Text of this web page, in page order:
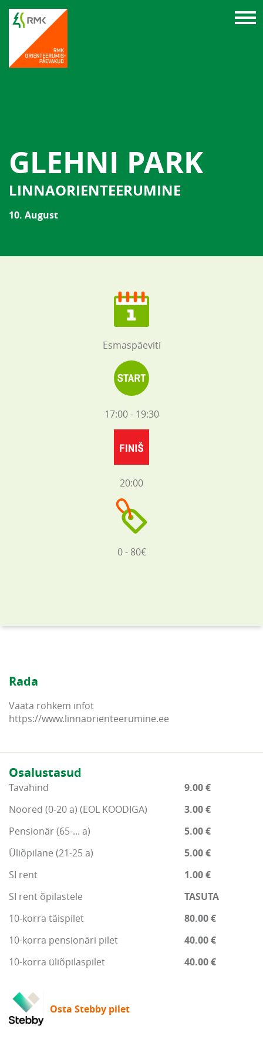
GLEHNI PARK
LINNAORIENTEERUMINE
10. August
Esmaspäeviti
17:00 - 19:30
20:00
0 - 80€
Rada
Vaata rohkem infot
https://www.linnaorienteerumine.ee
Osalustasud
Tavahind
9.00 €
Noored (0-20 a) (EOL KOODIGA)
3.00 €
Pensionär (65-... a)
5.00 €
Üliõpilane (21-25 a)
5.00 €
SI rent
1.00 €
SI rent õpilastele
TASUTA
10-korra täispilet
80.00 €
10-korra pensionäri pilet
40.00 €
10-korra üliõpilaspilet
40.00 €
Osta Stebby pilet